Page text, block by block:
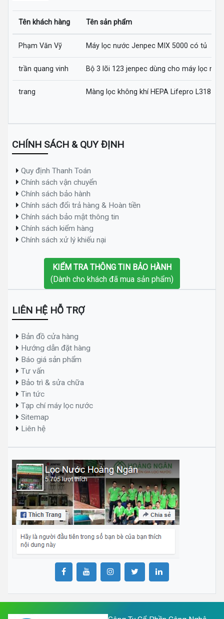
Tên khách hàng Tên sản phẩm
Phạm Văn Vỹ Máy lọc nước Jenpec MIX 5000 có tủ
trần quang vinh Bộ 3 lõi 123 jenpec dùng cho máy lọc
trang Màng lọc không khí HEPA Lifepro L318-AZ
CHÍNH SÁCH & QUY ĐỊNH
Quy định Thanh Toán
Chính sách vận chuyển
Chính sách bảo hành
Chính sách đổi trả hàng & Hoàn tiền
Chính sách bảo mật thông tin
Chính sách kiểm hàng
Chính sách xử lý khiếu nại
KIỂM TRA THÔNG TIN BẢO HÀNH
(Dành cho khách đã mua sản phẩm)
LIÊN HỆ HỖ TRỢ
Bản đồ cửa hàng
Hướng dẫn đặt hàng
Báo giá sản phẩm
Tư vấn
Bảo trì & sửa chữa
Tin tức
Tạp chí máy lọc nước
Sitemap
Liên hệ